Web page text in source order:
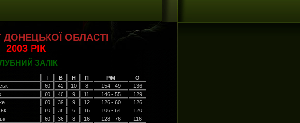
ДОНЕЦЬКОЇ ОБЛАСТІ
2003 РІК
ЗАЛІК
І В Н П Р/М
О
60 42 10 8 154 - 49
136
60 40 9 11 146 - 55
129
60 39 9 12 126 - 60
126
60 38 6 16 106 - 64
120
60 36 8 16 128 - 76
116